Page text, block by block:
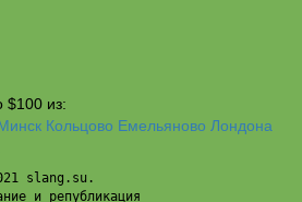
$100 из:
Кольцово Емельяново Лондона
slang.su.
и републикация